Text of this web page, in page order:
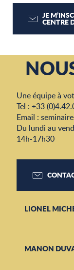
JE
CENTRE
Une équipe à
Tel : +33
Email :
Du lundi au
14h-17h30
LIONEL
MANON